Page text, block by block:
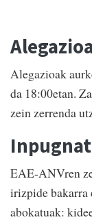
Alegazioak
da 18:00etan.
zein zerrenda
EAE-ANVren
irizpide bakarra
abokatuak: